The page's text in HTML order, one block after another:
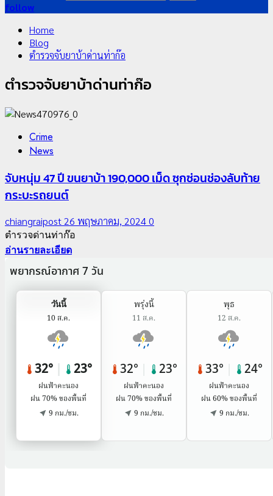
follow
Home
Blog
ตำรวจจับยาบ้าด่านท่าก๊อ
ตำรวจจับยาบ้าด่านท่าก๊อ
Crime
News
จับหนุ่ม 47 ปี ขนยาบ้า 190,000 เม็ด ซุกซ่อนช่องลับท้าย
กระบะรถยนต์
chiangraipost26 พฤษภาคม, 20240
ตำรวจด่านท่าก๊อ
อ่านรายละเอียด